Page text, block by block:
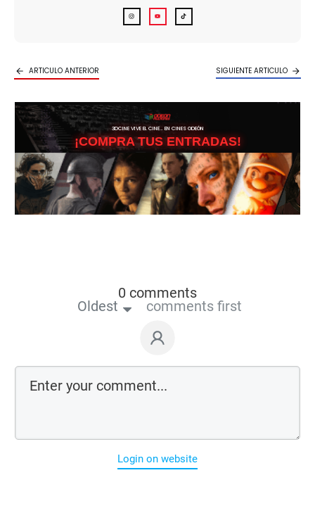
ARTICULO ANTERIOR SIGUIENTE ARTICULO
3DCINE VIVE EL CINE… EN CINES ODEÓN
¡COMPRA TUS ENTRADAS!
0 comments
Oldest comments first
Login on website